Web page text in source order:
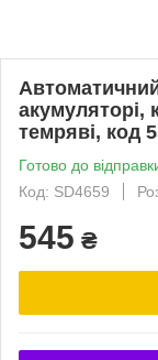
акумуляторі,
темряві, код
Готово до
Код: SD4659
545 ₴